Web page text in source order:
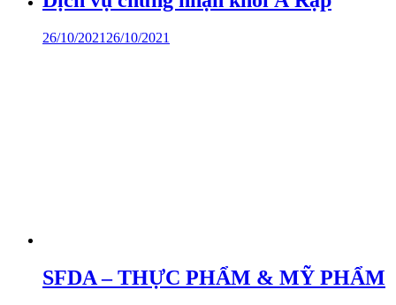
26/10/2021 26/10/2021
SFDA – THỰC PHẨM & MỸ PHẨM